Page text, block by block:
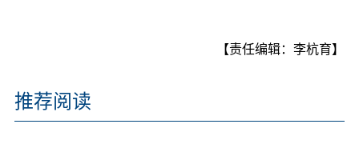
【责任编辑：李杭育】
推荐阅读